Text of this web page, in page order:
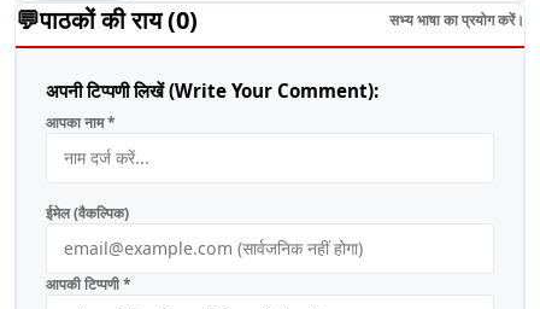
💬पाठकों की राय (0) सभ्य भाषा का प्रयोग करें।
अपनी टिप्पणी लिखें (Write Your Comment):
आपका नाम *
ईमेल (वैकल्पिक)
आपकी टिप्पणी *